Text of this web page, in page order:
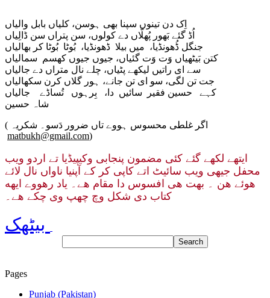
اِک دن تینوں سپنا بھی ہوسن، کلیاں بابل والیاں
اُڈ گئے بَھور پُھلّاں دے کولوں، سن پتراں سن ڈالِیاں
جنگل ڈُھونڈیا، میں بیلا ڈھونڈیا، بُوٹا بُوٹا کر بھالیاں
کتن بَیٹھیاں وَت وَت گئیاں، جیوں جیوں کھسم سمالیاں
سے ای راتیں لیکھے پٹیاں، چلے نال متراں دے جالیاں
جت تن لگی، سو ای تن جانے، ہور گلاں کرن سکھالیاں
کہے حسین فقیر سائیں دا، بِرہوں تُساڈے جالیاں
شاہ حسین
( اگر غلطی محسوس ہووے تاں ضرور دَسو۔ شکریہ
matbukh@gmail.com)
ایتھے لکھے گئے کئی مضمون پنجابی وکیپیڈیا تے اردو ویب
محفل جیهی ویب سائیٹ اتے کاپی کر کے آپنیا ناواں نال لائے
هوئے هن ۔ بهت هی افسوس دا مقام هے۔ یاد رهووے ایهه
کتاب دی شکل وچ چھپ وی چکے هے۔
Pages
Punjab (Pakistan)